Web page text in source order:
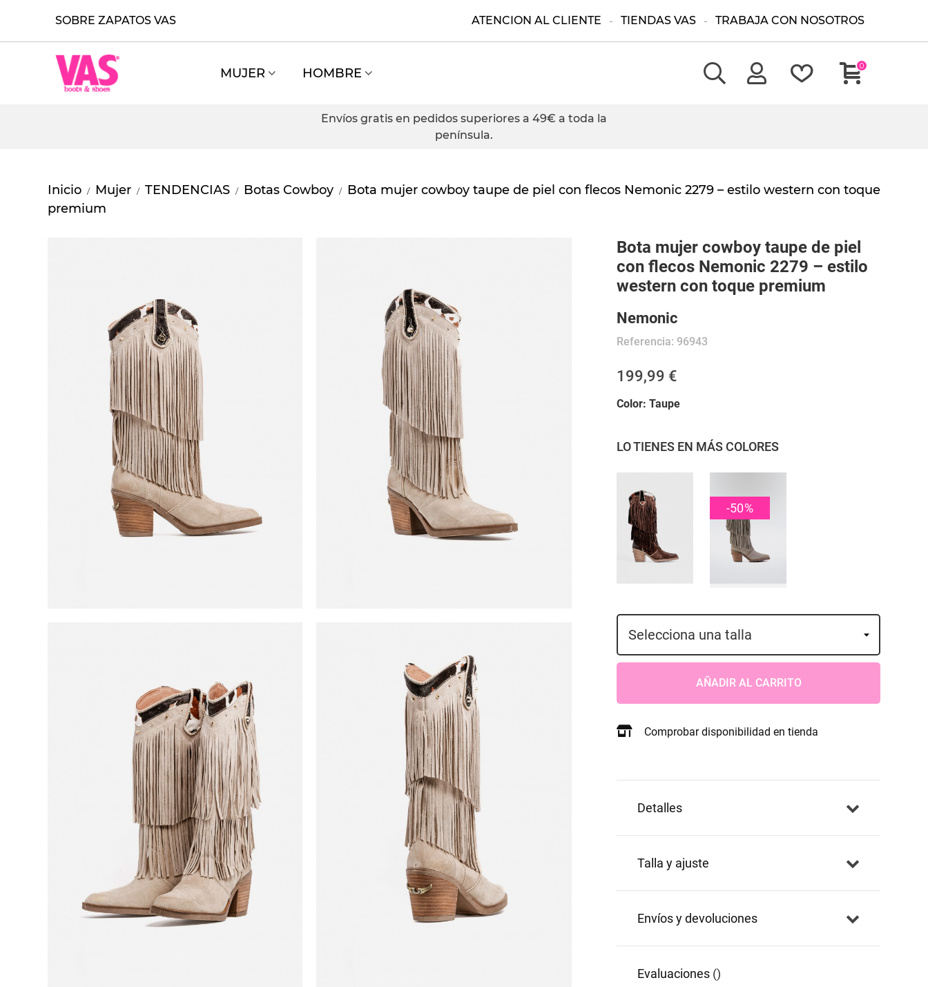
SOBRE ZAPATOS VAS ATENCION AL CLIENTE TIENDAS VAS TRABAJA CON NOSOTROS
MUJER HOMBRE 0
Envíos gratis en pedidos superiores a 49€ a toda la
península.
Inicio / Mujer / TENDENCIAS / Botas Cowboy /
Bota mujer cowboy taupe de piel con flecos Nemonic 2279 – estilo western con toque
premium
Bota mujer cowboy taupe de piel
con flecos Nemonic 2279 – estilo
western con toque premium
Nemonic
Referencia: 96943
199,99 €
Color: Taupe
LO TIENES EN MÁS COLORES
-50%
AÑADIR AL CARRITO
Comprobar disponibilidad en tienda
detalles
talla y ajuste
envíos y devoluciones
evaluaciones ()